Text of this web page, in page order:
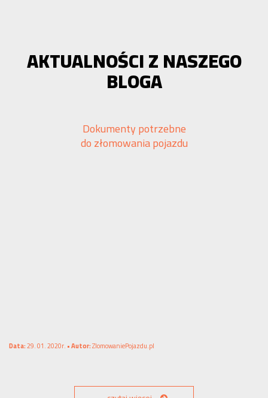
AKTUALNOŚCI Z NASZEGO
BLOGA
Dokumenty potrzebne
do złomowania pojazdu
Data:29. 01. 2020r. •Autor:ZlomowaniePojazdu.pl